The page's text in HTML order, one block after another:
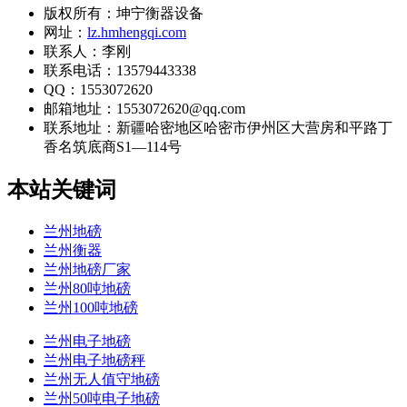
版权所有：坤宁衡器设备
网址： lz.hmhengqi.com
联系人：李刚
联系电话：13579443338
QQ：1553072620
邮箱地址：1553072620@qq.com
联系地址： 新疆哈密地区哈密市伊州区大营房和平路丁
香名筑底商S1—114号
本站关键词
兰州地磅
兰州衡器
兰州地磅厂家
兰州80吨地磅
兰州100吨地磅
兰州电子地磅
兰州电子地磅秤
兰州无人值守地磅
兰州50吨电子地磅